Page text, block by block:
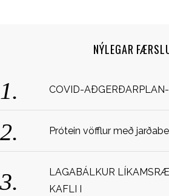
NÝLEGAR
COVID-
Prótein vöfflur með
LAGABÁLKUR
KAFLI I
a
h
f